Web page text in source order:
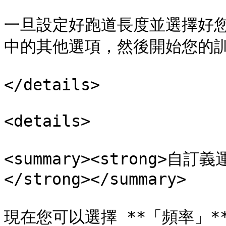
一旦設定好跑道長度並選擇好
中的其他選項，然後開始您的
</details>
<details>
<summary><strong>自訂義
</strong></summary>
現在您可以選擇 **「頻率」